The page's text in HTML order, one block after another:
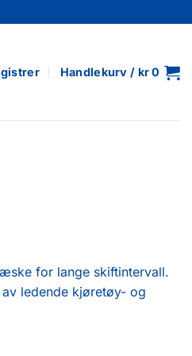
Handlekurv / kr0
for lange skiftintervall.
ledende kjøretøy- og